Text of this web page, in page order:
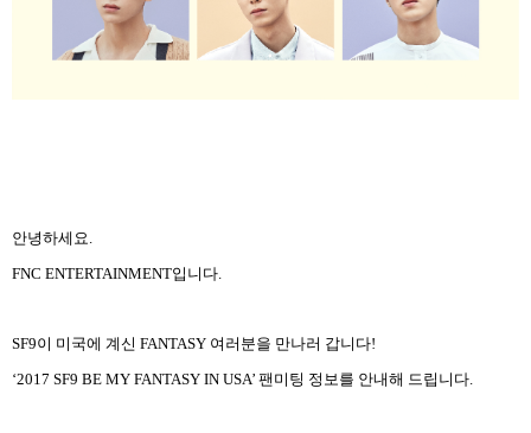
안녕하세요.
FNC ENTERTAINMENT입니다.
SF9이 미국에 계신 FANTASY 여러분을 만나러 갑니다!
‘2017 SF9 BE MY FANTASY IN USA’ 팬미팅 정보를 안내해 드립니다.